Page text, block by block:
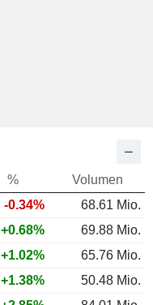
%
Volumen
-0.34%
68.61 Mio.
+0.68%
69.88 Mio.
+1.02%
65.76 Mio.
+1.38%
50.48 Mio.